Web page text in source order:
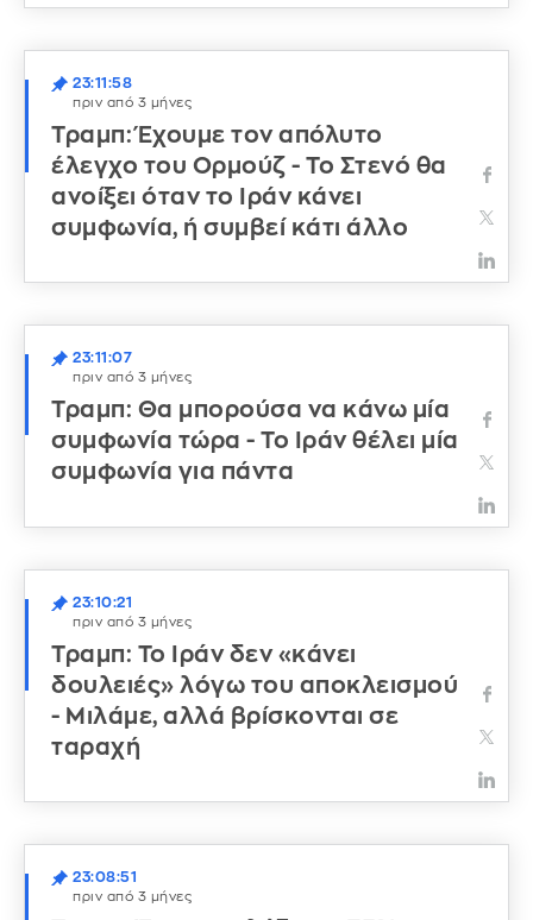
23:11:58
πριν από 3 μήνες
Τραμπ: Έχουμε τον απόλυτο
έλεγχο του Ορμούζ - Το Στενό θα
ανοίξει όταν το Ιράν κάνει
συμφωνία, ή συμβεί κάτι άλλο
23:11:07
πριν από 3 μήνες
Τραμπ: Θα μπορούσα να κάνω μία
συμφωνία τώρα - Το Ιράν θέλει μία
συμφωνία για πάντα
23:10:21
πριν από 3 μήνες
Τραμπ: Το Ιράν δεν «κάνει
δουλειές» λόγω του αποκλεισμού
- Μιλάμε, αλλά βρίσκονται σε
ταραχή
23:08:51
πριν από 3 μήνες